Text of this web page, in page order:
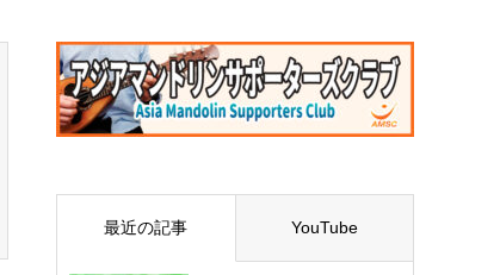
最近の記事 YouTube